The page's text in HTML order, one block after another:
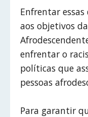
Enfrentar
aos objetivos
enfrentar o
políticas que
pessoas
Para garantir